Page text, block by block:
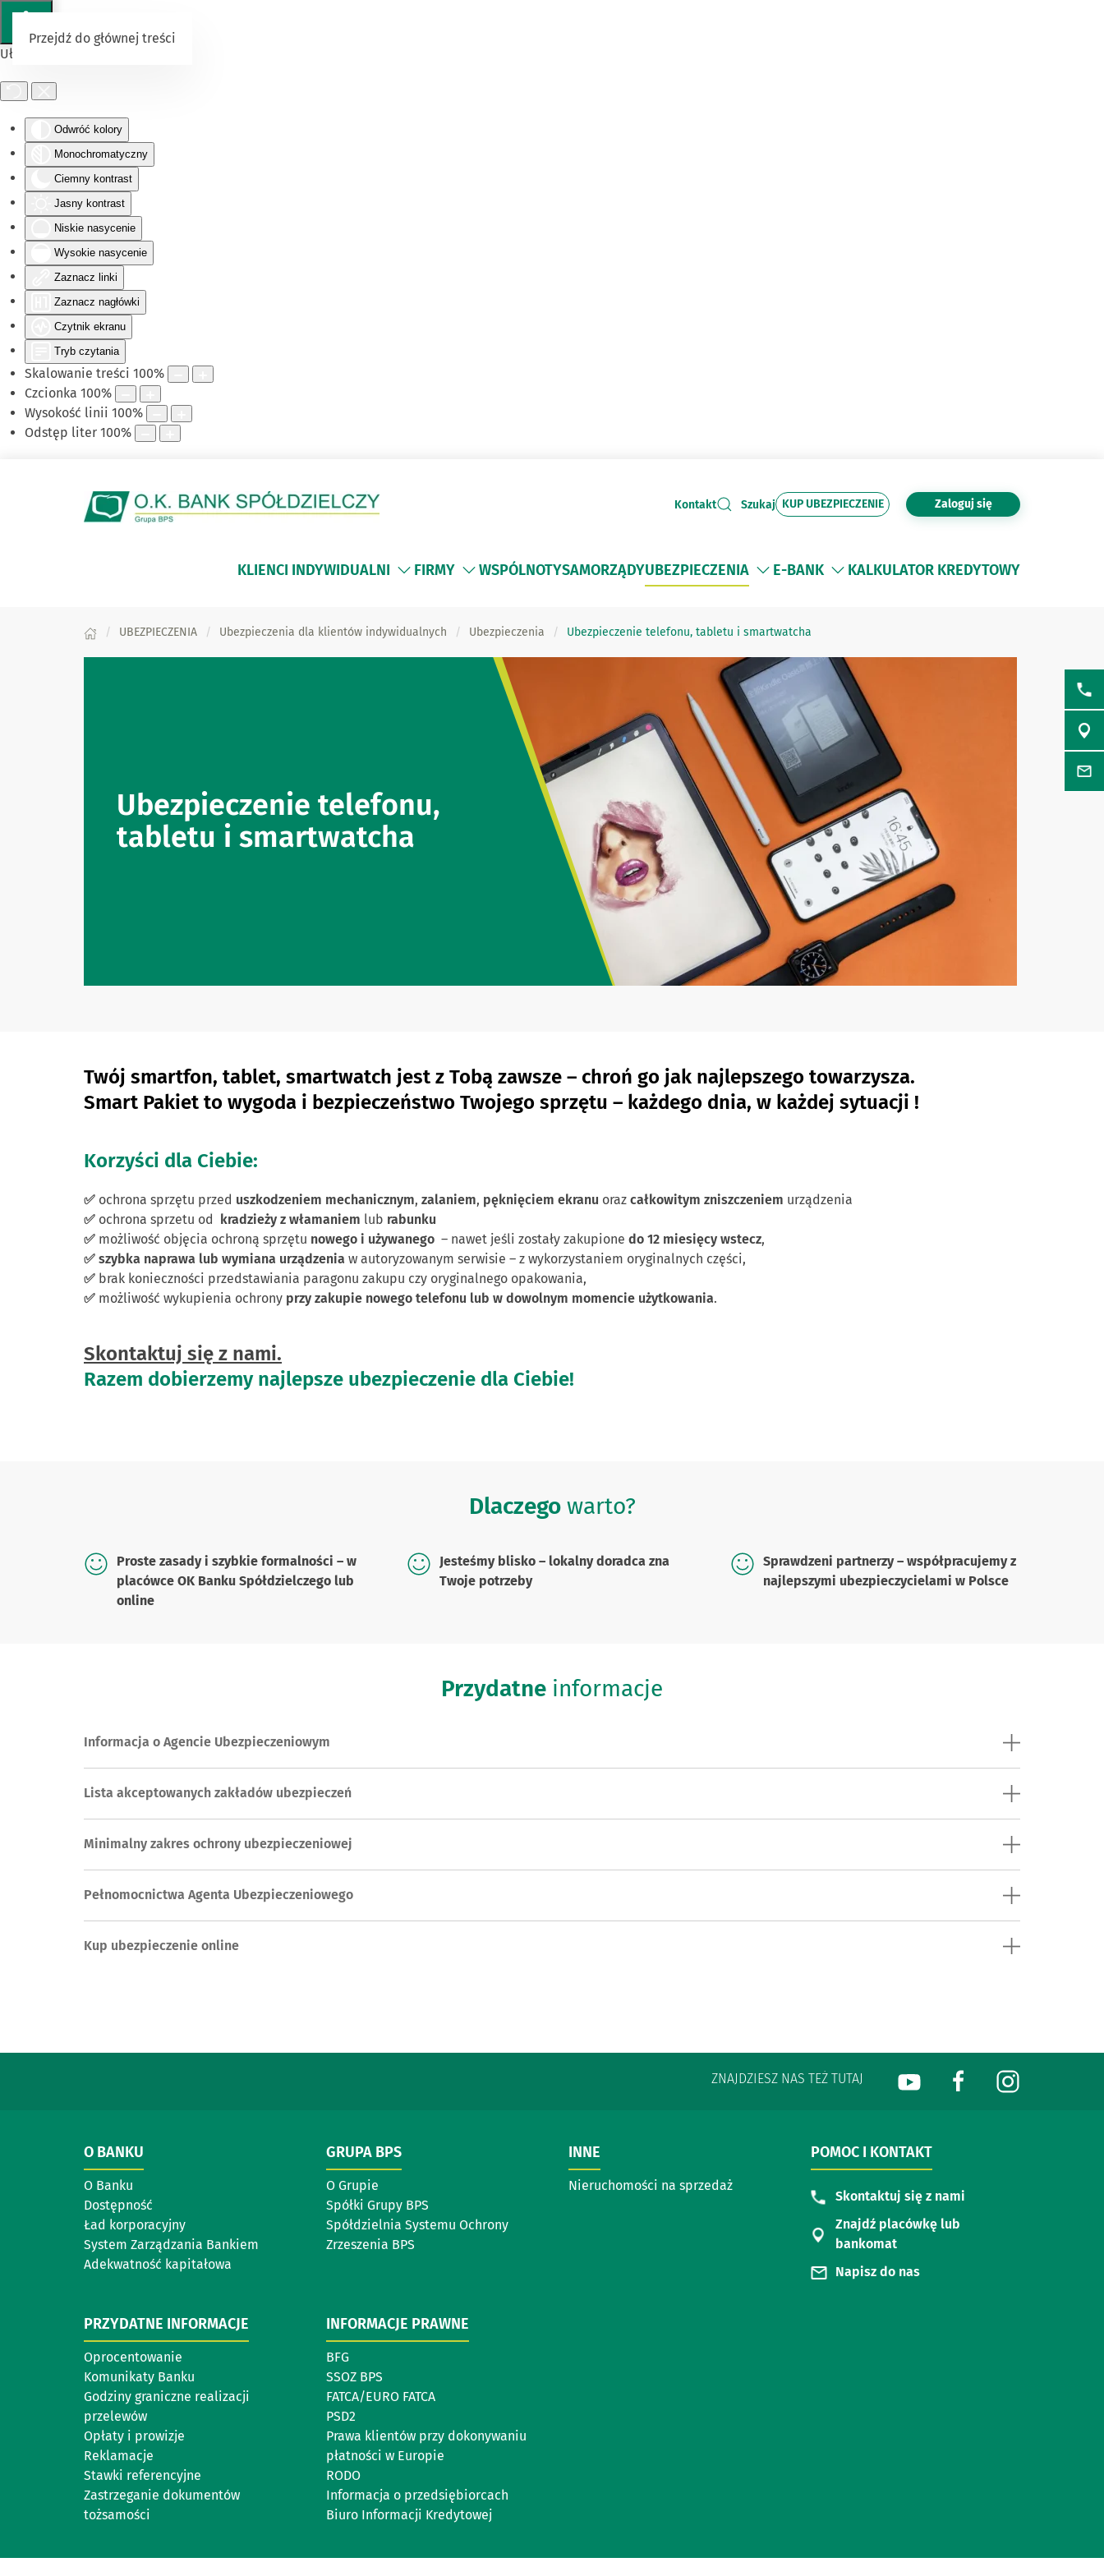
Ułatwienia dostępu
Odwróć kolory
Monochromatyczny
Ciemny kontrast
Jasny kontrast
Niskie nasycenie
Wysokie nasycenie
Zaznacz linki
Zaznacz nagłówki
Czytnik ekranu
Tryb czytania
Skalowanie treści 100%
Czcionka 100%
Wysokość linii 100%
Odstęp liter 100%
Przejdź do głównej treści
Kontakt Szukaj KUP UBEZPIECZENIE Zaloguj się
KLIENCI INDYWIDUALNI FIRMY WSPÓLNOTYSAMORZĄDYUBEZPIECZENIA E-BANK KALKULATOR KREDYTOWY
UBEZPIECZENIA Ubezpieczenia dla klientów indywidualnych Ubezpieczenia Ubezpieczenie telefonu, tabletu i smartwatcha
Ubezpieczenie telefonu,
tabletu i smartwatcha
Twój smartfon, tablet, smartwatch jest z Tobą zawsze – chroń go jak najlepszego towarzysza.
Smart Pakiet to wygoda i bezpieczeństwo Twojego sprzętu – każdego dnia, w każdej sytuacji !
Korzyści dla Ciebie:
✅ ochrona sprzętu przed uszkodzeniem mechanicznym, zalaniem, pęknięciem ekranu oraz całkowitym zniszczeniem urządzenia
✅ ochrona sprzetu od kradzieży z włamaniem lub rabunku
✅ możliwość objęcia ochroną sprzętu nowego i używanego – nawet jeśli zostały zakupione do 12 miesięcy wstecz,
✅ szybka naprawa lub wymiana urządzenia w autoryzowanym serwisie – z wykorzystaniem oryginalnych części,
✅ brak konieczności przedstawiania paragonu zakupu czy oryginalnego opakowania,
✅ możliwość wykupienia ochrony przy zakupie nowego telefonu lub w dowolnym momencie użytkowania.
Skontaktuj się z nami.
Razem dobierzemy najlepsze ubezpieczenie dla Ciebie!
Dlaczegowarto?
Proste zasady i szybkie formalności – w
placówce OK Banku Spółdzielczego lub
online
Jesteśmy blisko – lokalny doradca zna
Twoje potrzeby
Sprawdzeni partnerzy – współpracujemy z
najlepszymi ubezpieczycielami w Polsce
Przydatne informacje
Informacja o Agencie Ubezpieczeniowym
Lista akceptowanych zakładów ubezpieczeń
Minimalny zakres ochrony ubezpieczeniowej
Pełnomocnictwa Agenta Ubezpieczeniowego
Kup ubezpieczenie online
ZNAJDZIESZ NAS TEŻ TUTAJ
O BANKU
O Banku
Dostępność
Ład korporacyjny
System Zarządzania Bankiem
Adekwatność kapitałowa
GRUPA BPS
O Grupie
Spółki Grupy BPS
Spółdzielnia Systemu Ochrony
Zrzeszenia BPS
INNE
Nieruchomości na sprzedaż
POMOC I KONTAKT
Skontaktuj się z nami
Znajdź placówkę lub
bankomat
Napisz do nas
PRZYDATNE INFORMACJE
Oprocentowanie
Komunikaty Banku
Godziny graniczne realizacji
przelewów
Opłaty i prowizje
Reklamacje
Stawki referencyjne
Zastrzeganie dokumentów
tożsamości
INFORMACJE PRAWNE
BFG
SSOZ BPS
FATCA/EURO FATCA
PSD2
Prawa klientów przy dokonywaniu
płatności w Europie
RODO
Informacja o przedsiębiorcach
Biuro Informacji Kredytowej